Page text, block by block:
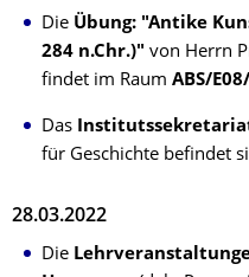
Die Übung: "Antike
284 n.Chr.)" von Herrn
findet im Raum ABS/
Das
für Geschichte befindet
28.03.2022
Die